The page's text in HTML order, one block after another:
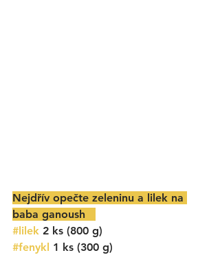
Nejdřív opečte zeleninu a lilek na
baba ganoush
#lilek 2 ks (800 g)
#fenykl 1 ks (300 g)